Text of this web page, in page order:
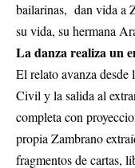
bailarinas, dan vida a
su vida, su hermana
La danza realiza un
El relato avanza desde
Civil y la salida al
completa con
propia Zambrano
fragmentos de cartas,